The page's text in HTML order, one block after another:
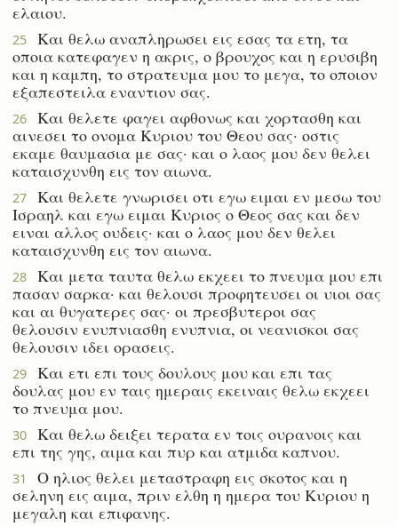
ελαιου.
25
Και θελω αναπληρωσει εις εσας τα ετη, τα
οποια κατεφαγεν η ακρις, ο βρουχος και η ερυσιβη
και η καμπη, το στρατευμα μου το μεγα, το οποιον
εξαπεστειλα εναντιον σας.
26
Και θελετε φαγει αφθονως και χορτασθη και
αινεσει το ονομα Κυριου του Θεου σας· οστις
εκαμε θαυμασια με σας· και ο λαος μου δεν θελει
καταισχυνθη εις τον αιωνα.
27
Και θελετε γνωρισει οτι εγω ειμαι εν μεσω του
Ισραηλ και εγω ειμαι Κυριος ο Θεος σας και δεν
ειναι αλλος ουδεις· και ο λαος μου δεν θελει
καταισχυνθη εις τον αιωνα.
28
Και μετα ταυτα θελω εκχεει το πνευμα μου επι
πασαν σαρκα· και θελουσι προφητευσει οι υιοι σας
και αι θυγατερες σας· οι πρεσβυτεροι σας
θελουσιν ενυπνιασθη ενυπνια, οι νεανισκοι σας
θελουσιν ιδει ορασεις.
29
Και ετι επι τους δουλους μου και επι τας
δουλας μου εν ταις ημεραις εκειναις θελω εκχεει
το πνευμα μου.
30
Και θελω δειξει τερατα εν τοις ουρανοις και
επι της γης, αιμα και πυρ και ατμιδα καπνου.
31
Ο ηλιος θελει μεταστραφη εις σκοτος και η
σεληνη εις αιμα, πριν ελθη η ημερα του Κυριου η
μεγαλη και επιφανης.